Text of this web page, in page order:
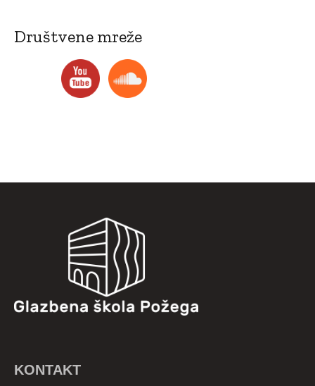
Društvene mreže
KONTAKT